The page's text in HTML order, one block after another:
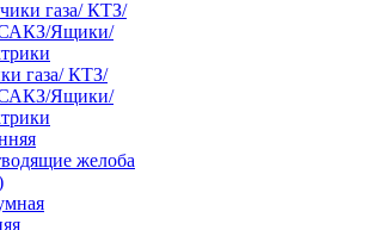
газа/ КТЗ/
Ящики/
желоба